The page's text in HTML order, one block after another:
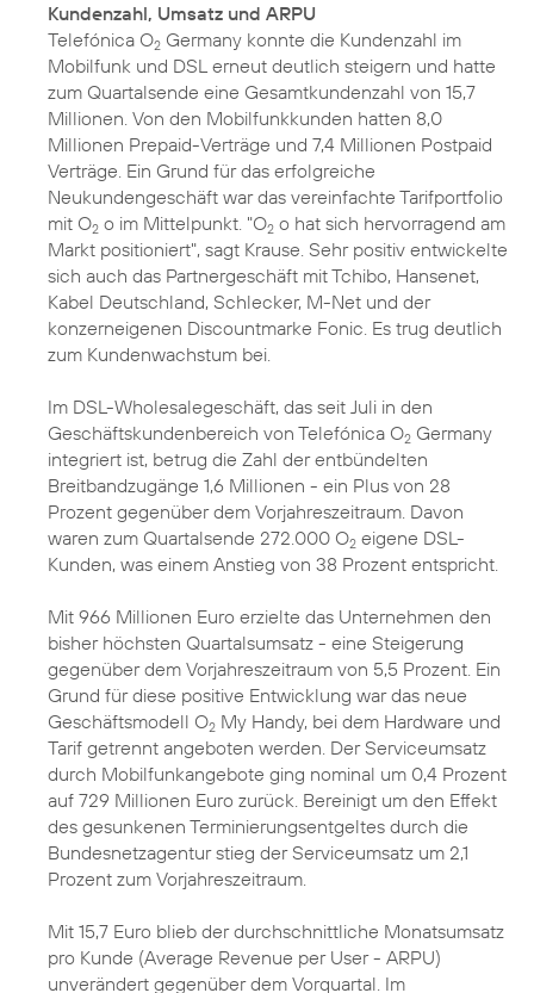
Kundenzahl, Umsatz und ARPU
Telefónica O2 Germany konnte die Kundenzahl im
Mobilfunk und DSL erneut deutlich steigern und hatte
zum Quartalsende eine Gesamtkundenzahl von 15,7
Millionen. Von den Mobilfunkkunden hatten 8,0
Millionen Prepaid-Verträge und 7,4 Millionen Postpaid
Verträge. Ein Grund für das erfolgreiche
Neukundengeschäft war das vereinfachte Tarifportfolio
mit O2 o im Mittelpunkt. "O2 o hat sich hervorragend am
Markt positioniert", sagt Krause. Sehr positiv entwickelte
sich auch das Partnergeschäft mit Tchibo, Hansenet,
Kabel Deutschland, Schlecker, M-Net und der
konzerneigenen Discountmarke Fonic. Es trug deutlich
zum Kundenwachstum bei.
Im DSL-Wholesalegeschäft, das seit Juli in den
Geschäftskundenbereich von Telefónica O2 Germany
integriert ist, betrug die Zahl der entbündelten
Breitbandzugänge 1,6 Millionen - ein Plus von 28
Prozent gegenüber dem Vorjahreszeitraum. Davon
waren zum Quartalsende 272.000 O2 eigene DSL-
Kunden, was einem Anstieg von 38 Prozent entspricht.
Mit 966 Millionen Euro erzielte das Unternehmen den
bisher höchsten Quartalsumsatz - eine Steigerung
gegenüber dem Vorjahreszeitraum von 5,5 Prozent. Ein
Grund für diese positive Entwicklung war das neue
Geschäftsmodell O2 My Handy, bei dem Hardware und
Tarif getrennt angeboten werden. Der Serviceumsatz
durch Mobilfunkangebote ging nominal um 0,4 Prozent
auf 729 Millionen Euro zurück. Bereinigt um den Effekt
des gesunkenen Terminierungsentgeltes durch die
Bundesnetzagentur stieg der Serviceumsatz um 2,1
Prozent zum Vorjahreszeitraum.
Mit 15,7 Euro blieb der durchschnittliche Monatsumsatz
pro Kunde (Average Revenue per User - ARPU)
unverändert gegenüber dem Vorquartal. Im